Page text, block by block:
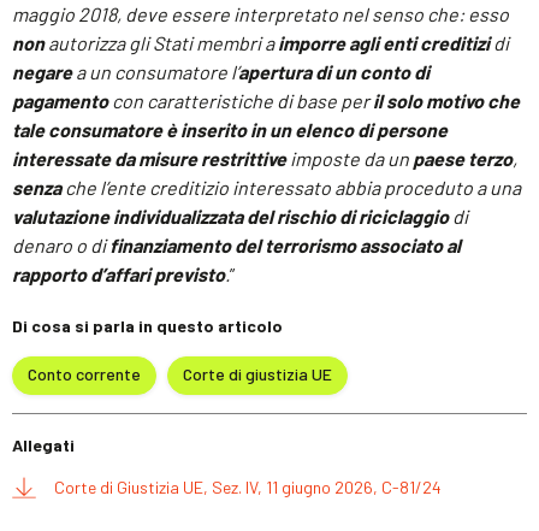
maggio 2018, deve essere interpretato nel senso che:esso
nonautorizza gli Stati membri aimporre agli enti creditizidi
negarea un consumatore l’apertura di un conto di
pagamentocon caratteristiche di base peril solo motivo che
tale consumatore è inserito in un elenco di persone
interessate da misure restrittiveimposte da un paese terzo,
senzache l’ente creditizio interessato abbia proceduto a una
valutazione individualizzata del rischio di riciclaggiodi
denaro o difinanziamento del terrorismo associato al
rapporto d’affari previsto.”
Di cosa si parla in questo articolo
Conto corrente Corte di giustizia UE
Allegati
Corte di Giustizia UE, Sez. IV, 11 giugno 2026, C-81/24